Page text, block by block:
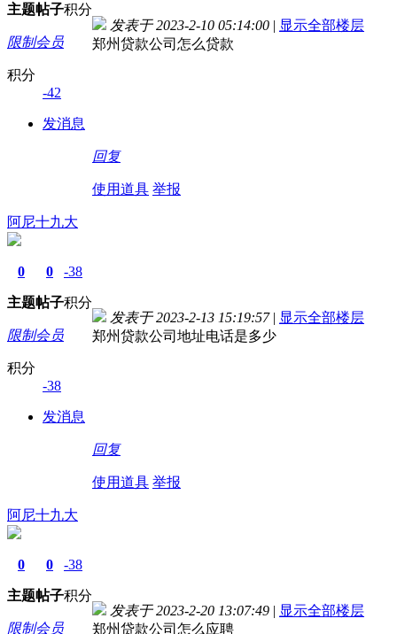
主题帖子积分
限制会员
积分
-42
发消息
发表于 2023-2-10 05:14:00 | 显示全部楼层
郑州贷款公司怎么贷款
回复
使用道具 举报
阿尼十九大
0
主题
0
帖子
-38
积分
限制会员
积分
-38
发消息
发表于 2023-2-13 15:19:57 | 显示全部楼层
郑州贷款公司地址电话是多少
回复
使用道具 举报
阿尼十九大
0
主题
0
帖子
-38
积分
限制会员
发表于 2023-2-20 13:07:49 | 显示全部楼层
郑州贷款公司怎么应聘